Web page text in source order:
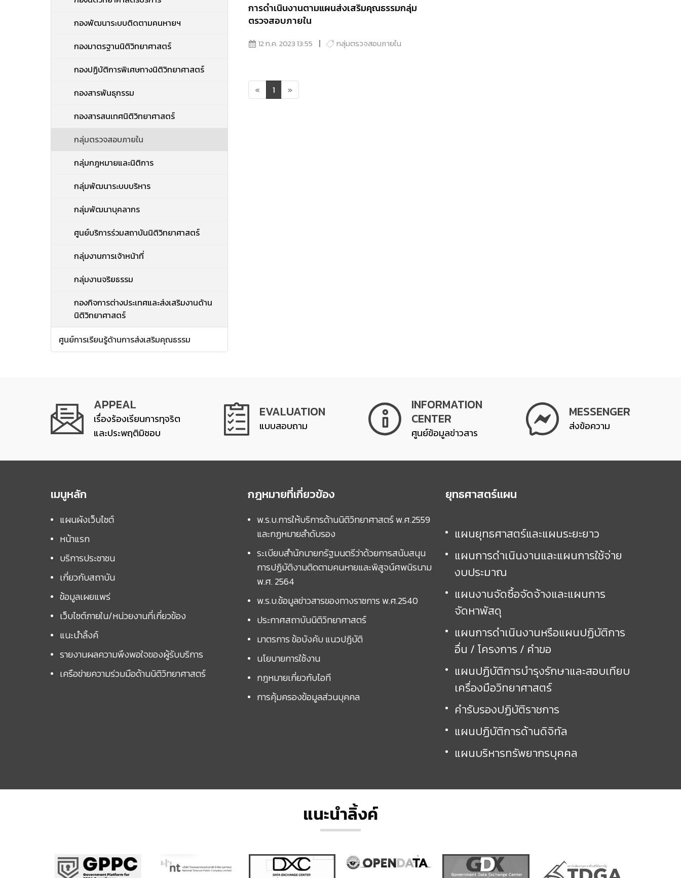
กองพัฒนาระบบติดตามคนหายฯ
กองมาตรฐานนิติวิทยาศาสตร์
กองปฏิบัติการพิเศษทางนิติวิทยาศาสตร์
กองสารพันธุกรรม
กองสารสนเทศนิติวิทยาศาสตร์
กลุ่มตรวจสอบภายใน
กลุ่มกฎหมายและนิติการ
กลุ่มพัฒนาระบบบริหาร
กลุ่มพัฒนาบุคลากร
ศูนย์บริการร่วมสถาบันนิติวิทยาศาสตร์
กลุ่มงานการเจ้าหน้าที่
กลุ่มงานจริยธรรม
กองกิจการต่างประเทศและส่งเสริมงานด้าน
นิติวิทยาศาสตร์
ศูนย์การเรียนรู้ด้านการส่งเสริมคุณธรรม
การดำเนินงานตามแผนส่งเสริมคุณธรรมกลุ่ม
ตรวจสอบภายใน
12 ก.ค. 2023 13:55 กลุ่มตรวจสอบภายใน
« 1 »
APPEAL
เรื่องร้องเรียนการทุจริต
และประพฤติมิชอบ
EVALUATION
แบบสอบถาม
INFORMATION
CENTER
ศูนย์ข้อมูลข่าวสาร
MESSENGER
ส่งข้อความ
เมนูหลัก
แผนผังเว็บไซต์
หน้าแรก
บริการประชาชน
เกี่ยวกับสถาบัน
ข้อมูลเผยแพร่
เว็บไซต์ภายใน/หน่วยงานที่เกี่ยวข้อง
แนะนำลิ้งค์
รายงานผลความพึงพอใจของผู้รับบริการ
เครือข่ายความร่วมมือด้านนิติวิทยาศาสตร์
กฎหมายที่เกี่ยวข้อง
พ.ร.บ.การให้บริการด้านนิติวิทยาศาสตร์ พ.ศ.2559
และกฏหมายลำดับรอง
ระเบียบสำนักนายกรัฐมนตรีว่าด้วยการสนับสนุน
การปฏิบัติงานติดตามคนหายและพิสูจน์ศพนิรนาม
พ.ศ. 2564
พ.ร.บ.ข้อมูลข่าวสารของทางราชการ พ.ศ.2540
ประกาศสถาบันนิติวิทยาศาสตร์
มาตรการ ข้อบังคับ แนวปฏิบัติ
นโยบายการใช้งาน
กฎหมายเกี่ยวกับไอที
การคุ้มครองข้อมูลส่วนบุคคล
ยุทธศาสตร์แผน
แผนยุทธศาสตร์และแผนระยะยาว
แผนการดำเนินงานและแผนการใช้จ่าย
งบประมาณ
แผนงานจัดซื้อจัดจ้างและแผนการ
จัดหาพัสดุ
แผนการดำเนินงานหรือแผนปฏิบัติการ
อื่น / โครงการ / คำขอ
แผนปฏิบัติการบำรุงรักษาและสอบเทียบ
เครื่องมือวิทยาศาสตร์
คำรับรองปฏิบัติราชการ
แผนปฏิบัติการด้านดิจิทัล
แผนบริหารทรัพยากรบุคคล
แนะนำลิ้งค์